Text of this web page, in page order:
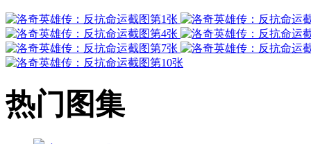
热门图集